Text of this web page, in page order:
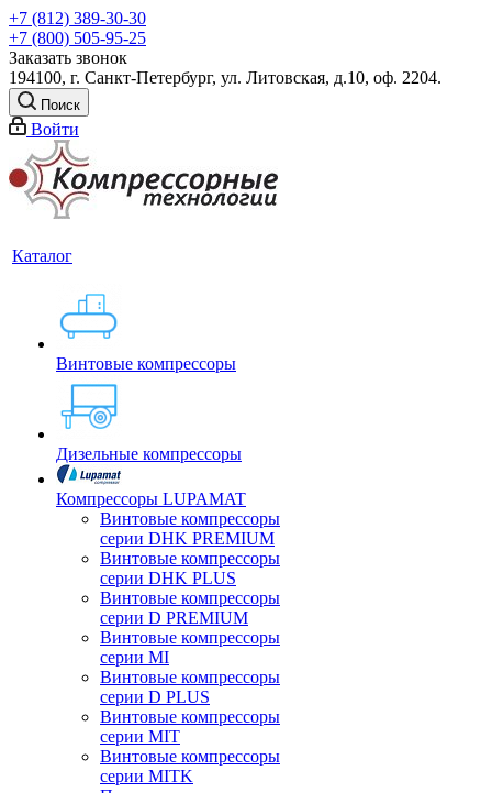
+7 (812) 389-30-30
+7 (800) 505-95-25
Заказать звонок
194100, г. Санкт-Петербург, ул. Литовская, д.10, оф. 2204.
Поиск
Войти
Каталог
Винтовые компрессоры
Дизельные компрессоры
Компрессоры LUPAMAT
Винтовые компрессоры
серии DHK PREMIUM
Винтовые компрессоры
серии DHK PLUS
Винтовые компрессоры
серии D PREMIUM
Винтовые компрессоры
серии MI
Винтовые компрессоры
серии D PLUS
Винтовые компрессоры
серии MIT
Винтовые компрессоры
серии MITK